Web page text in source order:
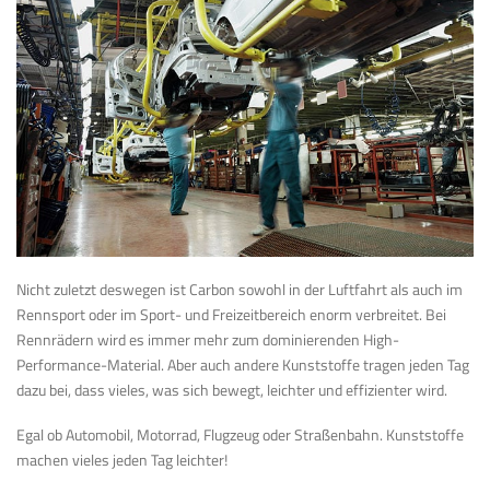
Nicht zuletzt deswegen ist Carbon sowohl in der Luftfahrt als auch im
Rennsport oder im Sport- und Freizeitbereich enorm verbreitet. Bei
Rennrädern wird es immer mehr zum dominierenden High-
Performance-Material. Aber auch andere Kunststoffe tragen jeden Tag
dazu bei, dass vieles, was sich bewegt, leichter und effizienter wird.
Egal ob Automobil, Motorrad, Flugzeug oder Straßenbahn. Kunststoffe
machen vieles jeden Tag leichter!